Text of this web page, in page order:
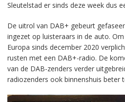
Sleutelstad er sinds deze week dus
De uitrol van DAB+ gebeurt
ingezet op luisteraars in de auto.
Europa sinds december 2020
rusten met een DAB+-radio. De
van de DAB-zenders verder
radiozenders ook binnenshuis beter